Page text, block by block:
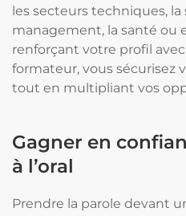
les secteurs techniques, la
management, la santé ou
renforçant votre profil
formateur, vous sécurisez
tout en multipliant vos
Gagner en
à l’oral
Prendre la parole devant